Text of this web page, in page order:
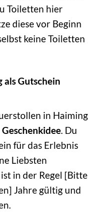
Toiletten hier
diese vor Beginn
keine Toiletten
als Gutschein
in Haiming
Geschenkidee. Du
für das Erlebnis
Liebsten
in der Regel [Bitte
Jahre gültig und